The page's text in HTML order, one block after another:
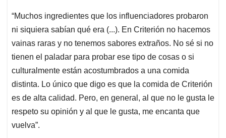
“Muchos ingredientes que los influenciadores probaron
ni siquiera sabían qué era (...). En Criterión no hacemos
vainas raras y no tenemos sabores extraños. No sé si no
tienen el paladar para probar ese tipo de cosas o si
culturalmente están acostumbrados a una comida
distinta. Lo único que digo es que la comida de Criterión
es de alta calidad. Pero, en general, al que no le gusta le
respeto su opinión y al que le gusta, me encanta que
vuelva”.